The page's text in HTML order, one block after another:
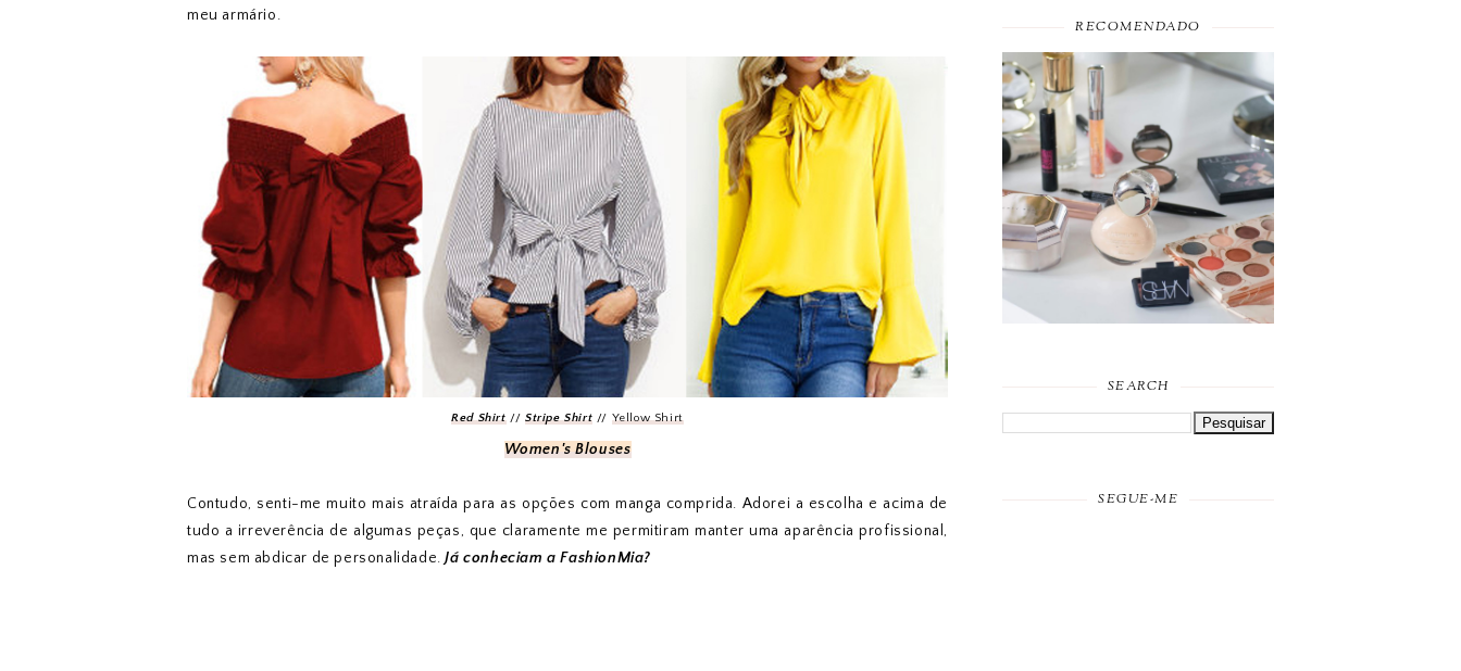
meu armário.
Red Shirt// Stripe Shirt // Yellow Shirt
Women's Blouses
Contudo, senti-me muito mais atraída para as opções com manga comprida. Adorei a escolha e acima de
tudo a irreverência de algumas peças, que claramente me permitiram manter uma aparência profissional,
mas sem abdicar de personalidade.Já conheciam a FashionMia?
RECOMENDADO
FAVORITOS DE
MAQUILHAGEM 2019
SEARCH
SEGUE-ME